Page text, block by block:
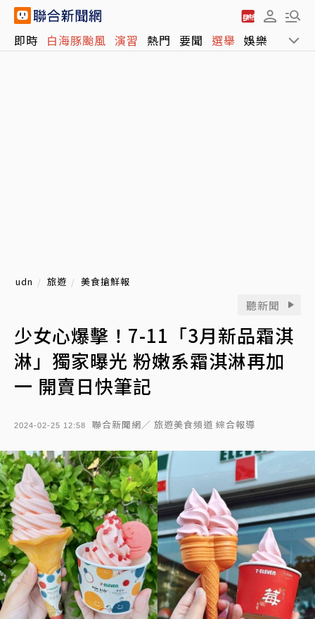
即時 白海豚颱風 演習 熱門 要聞 選舉 娛樂 運動
udn 旅遊 美食搶鮮報
聽新聞
少女心爆擊！7-11「3月新品霜淇
淋」獨家曝光 粉嫩系霜淇淋再加
一 開賣日快筆記
2024-02-25 12:58 聯合新聞網／ 旅遊美食頻道 綜合報導